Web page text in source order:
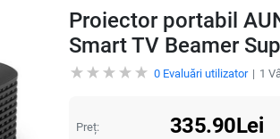
Proiector portabil
Smart TV Beamer
0Evaluări utilizator 1
Preț: 335.90Lei